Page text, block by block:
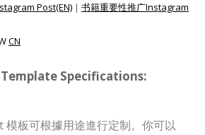
Post(EN) | 书籍重要性推广Instagram
CN
Specifications:
板可根據用途進行定制。你可以